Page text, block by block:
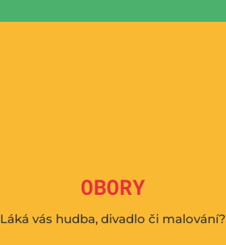
OBORY
Láká vás hudba, divadlo či malování?